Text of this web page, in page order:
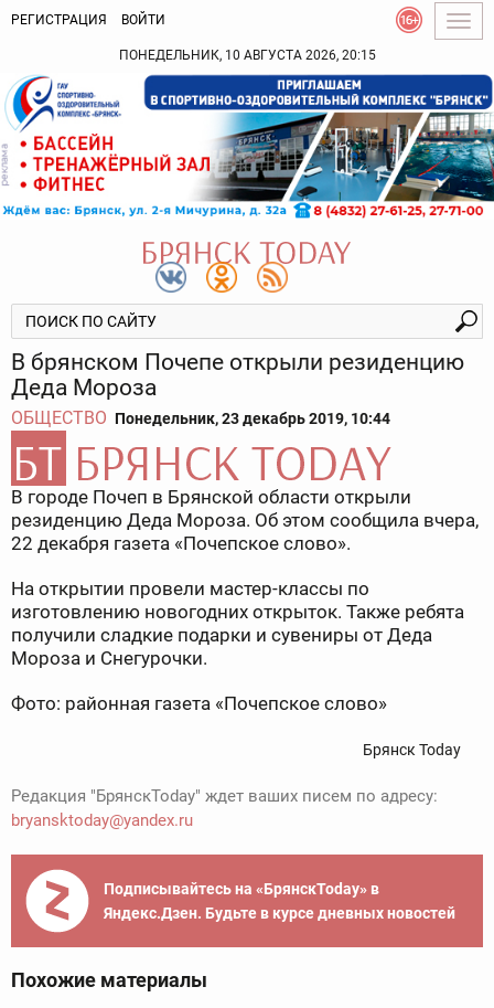
РЕГИСТРАЦИЯ ВОЙТИ
ПОНЕДЕЛЬНИК, 10 АВГУСТА 2026, 20:15
В брянском Почепе открыли резиденцию
Деда Мороза
ОБЩЕСТВО Понедельник, 23 декабрь 2019, 10:44
В городе Почеп в Брянской области открыли
резиденцию Деда Мороза. Об этом сообщила вчера,
22 декабря газета «Почепское слово».
На открытии провели мастер-классы по
изготовлению новогодних открыток. Также ребята
получили сладкие подарки и сувениры от Деда
Мороза и Снегурочки.
Фото: районная газета «Почепское слово»
Брянск Today
Редакция "БрянскToday" ждет ваших писем по адресу:
bryansktoday@yandex.ru
Подписывайтесь на «БрянскToday» в
Яндекс.Дзен. Будьте в курсе дневных новостей
Похожие материалы